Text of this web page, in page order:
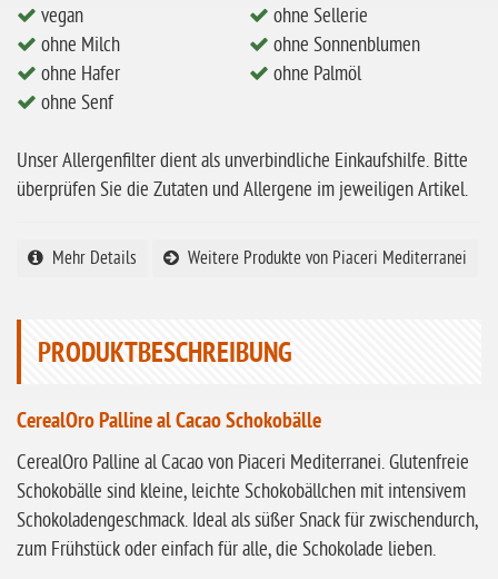
ohne Reis
ohne Mais
ohne Senf
ohne Lupinen
ohne Buchweizen
ohne Knoblauch
glutenfrei
ohne
Sonnenblumen
ohne Palmöl
vegan
ohne Milch
ohne Hafer
ohne Senf
ohne Sellerie
ohne Sonnenblumen
ohne Palmöl
Unser Allergenfilter dient als unverbindliche Einkaufshilfe. Bitte
überprüfen Sie die Zutaten und Allergene im jeweiligen Artikel.
Mehr Details Weitere Produkte von Piaceri Mediterranei
PRODUKTBESCHREIBUNG
CerealOro Palline al Cacao Schokobälle
CerealOro Palline al Cacao von Piaceri Mediterranei. Glutenfreie
Schokobälle sind kleine, leichte Schokobällchen mit intensivem
Schokoladengeschmack. Ideal als süßer Snack für zwischendurch,
zum Frühstück oder einfach für alle, die Schokolade lieben.